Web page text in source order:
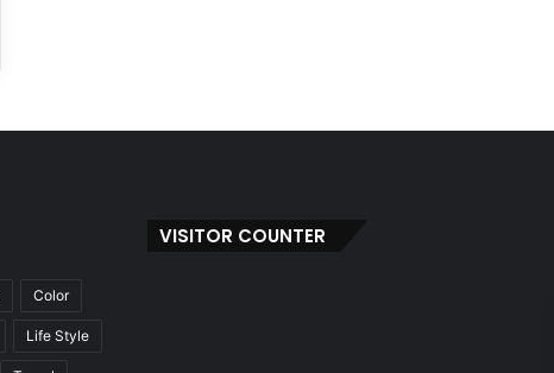
Color
Life Style
VISITOR COUNTER